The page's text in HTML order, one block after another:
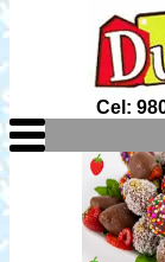
Cel: